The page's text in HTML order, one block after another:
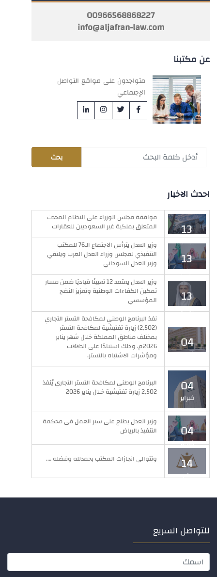
00966568868227
info@aljafran-law.com
عن مكتبنا
متواجدون على مواقع التواصل
الإجتماعي
احدث الاخبار
13
يوليو
موافقة مجلس الوزراء على النظام المحدث
المتعلق بملكية غير السعوديين للعقارات
13
يوليو
وزير العدل يترأس الاجتماع الـ76 للمكتب
التنفيذي لمجلس وزراء العدل العرب ويلتقي
وزير العدل السوداني
13
يوليو
وزير العدل يعتمد 12 تعيينًا قياديًا ضمن مسار
تمكين الكفاءات الوطنية وتعزيز النضج
المؤسسي
04
فبراير
نفذ البرنامج الوطني لمكافحة التستر التجاري
(2,502) زيارة تفتيشية لمكافحة التستر
بمختلف مناطق المملكة خلال شهر يناير
2026م، وذلك استنادًا على الدلالات
ومؤشرات الاشتباه بالتستر.
04
فبراير
البرنامج الوطني لمكافحة التستر التجاري يُنفذ
2,502 زيارة تفتيشية خلال يناير 2026
04
فبراير
وزير العدل يطلع على سير العمل في محكمة
التنفيذ بالرياض
14
مايو
وتتوالى انجازات المكتب بحمدلله وفضله ….
للتواصل السريع